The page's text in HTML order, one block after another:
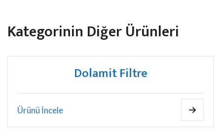
Kategorinin Diğer Ürünleri
Dolamit Filtre
Ürünü İncele